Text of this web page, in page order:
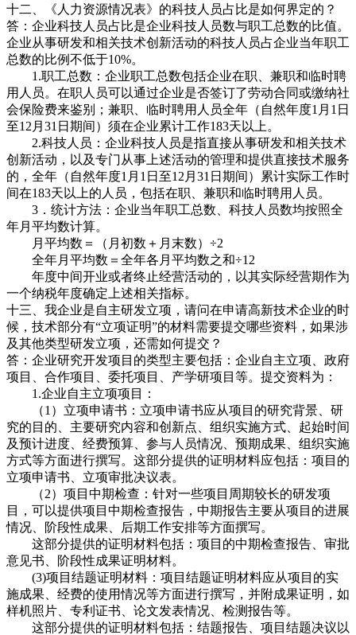
十二、《人力资源情况表》的科技人员占比是如何界定的？
答：企业科技人员占比是企业科技人员数与职工总数的比值。
企业从事研发和相关技术创新活动的科技人员占企业当年职工
总数的比例不低于10%。
1.职工总数：企业职工总数包括企业在职、兼职和临时聘
用人员。在职人员可以通过企业是否签订了劳动合同或缴纳社
会保险费来鉴别；兼职、临时聘用人员全年（自然年度1月1日
至12月31日期间）须在企业累计工作183天以上。
2.科技人员：企业科技人员是指直接从事研发和相关技术
创新活动，以及专门从事上述活动的管理和提供直接技术服务
的，全年（自然年度1月1日至12月31日期间）累计实际工作时
间在183天以上的人员，包括在职、兼职和临时聘用人员。
3．统计方法：企业当年职工总数、科技人员数均按照全
年月平均数计算。
月平均数＝（月初数＋月末数）÷2
全年月平均数＝全年各月平均数之和÷12
年度中间开业或者终止经营活动的，以其实际经营期作为
一个纳税年度确定上述相关指标。
十三、我企业是自主研发立项，请问在申请高新技术企业的时
候，技术部分有“立项证明”的材料需要提交哪些资料，如果涉
及其他类型研发立项，还需如何提交？
答：企业研究开发项目的类型主要包括：企业自主立项、政府
项目、合作项目、委托项目、产学研项目等。提交资料为：
1.企业自主立项项目：
（1）立项申请书：立项申请书应从项目的研究背景、研
究的目的、主要研究内容和创新点、组织实施方式、起始时间
及预计进度、经费预算、参与人员情况、预期成果、组织实施
方式等方面进行撰写。这部分提供的证明材料应包括：项目的
立项申请书、立项审批决议表。
（2）项目中期检查：针对一些项目周期较长的研发项
目，可以提供项目中期检查报告，中期报告主要从项目的进展
情况、阶段性成果、后期工作安排等方面撰写。
这部分提供的证明材料包括：项目的中期检查报告、审批
意见书、阶段性成果证明材料。
(3)项目结题证明材料：项目结题证明材料应从项目的实
施成果、经费的使用情况等方面进行撰写，并附成果证明，如
样机照片、专利证书、论文发表情况、检测报告等。
这部分提供的证明材料包括：结题报告、项目结题决议以